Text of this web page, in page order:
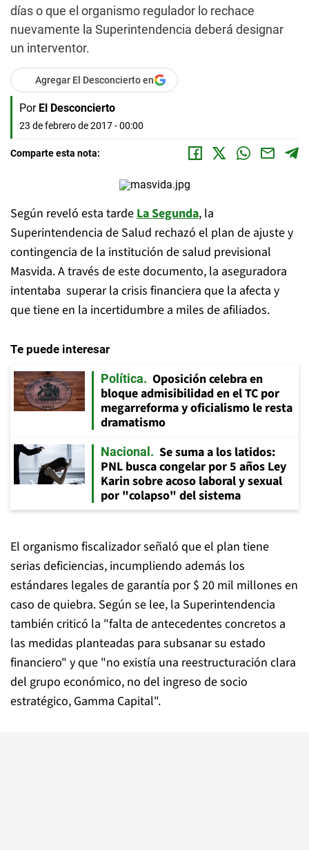
días o que el organismo regulador lo rechace
nuevamente la Superintendencia deberá designar
un interventor.
Agregar El Desconcierto en
Por El Desconcierto
23 de febrero de 2017 - 00:00
Comparte esta nota:
Según reveló esta tardeLa Segunda, la
Superintendencia de Salud rechazó el plan de ajuste y
contingencia de la institución de salud previsional
Masvida. A través de este documento, la aseguradora
intentaba superar la crisis financiera que la afecta y
que tiene en la incertidumbre a miles de afiliados.
Te puede interesar
Política
Oposición celebra en
bloque admisibilidad en el TC por
megarreforma y oficialismo le resta
dramatismo
Nacional
Se suma a los latidos:
PNL busca congelar por 5 años Ley
Karin sobre acoso laboral y sexual
por "colapso" del sistema
El organismo fiscalizador señaló que el plan tiene
serias deficiencias, incumpliendo además los
estándares legales de garantía por $ 20 mil millones en
caso de quiebra. Según se lee, la Superintendencia
también criticó la "falta de antecedentes concretos a
las medidas planteadas para subsanar su estado
financiero" y que "no existía una reestructuración clara
del grupo económico, no del ingreso de socio
estratégico, Gamma Capital".